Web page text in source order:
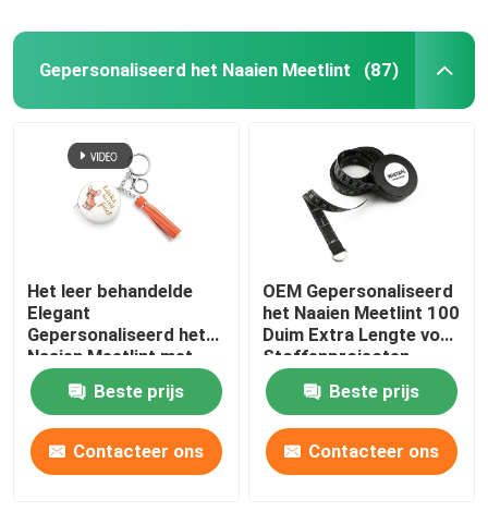
Gepersonaliseerd het Naaien Meetlint (87)
Het leer behandelde
Elegant
Gepersonaliseerd het
Naaien Meetlint met
Leeswijzer Zeer
belangrijke ketting
Beste prijs
Contacteer ons
OEM Gepersonaliseerd
het Naaien Meetlint 100
Duim Extra Lengte voor
Stoffenprojecten
Beste prijs
Contacteer ons